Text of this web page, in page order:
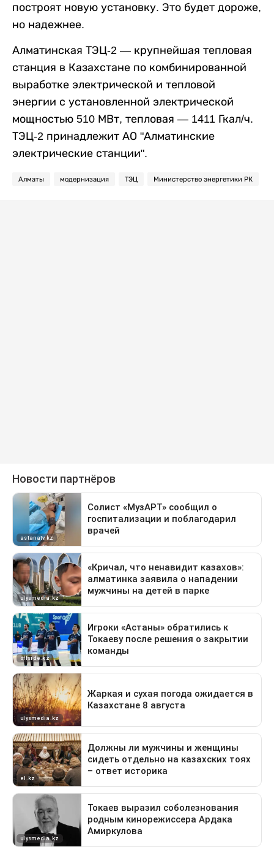
построят новую установку. Это будет дороже,
но надежнее.
Алматинская ТЭЦ-2 — крупнейшая тепловая
станция в Казахстане по комбинированной
выработке электрической и тепловой
энергии с установленной электрической
мощностью 510 МВт, тепловая — 1411 Гкал/ч.
ТЭЦ-2 принадлежит АО "Алматинские
электрические станции".
Алматы модернизация ТЭЦ Министерство энергетики РК